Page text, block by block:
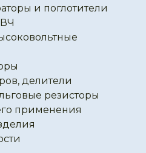
и поглотители
делители
резисторы
применения